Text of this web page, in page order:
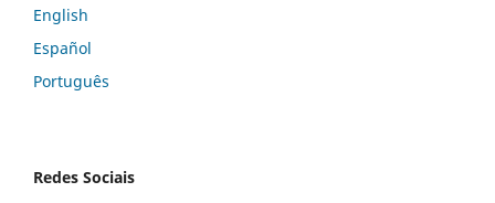
English
Español
Português
Redes Sociais